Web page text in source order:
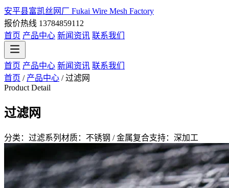
安平县富凯丝网厂 Fukai Wire Mesh Factory
报价热线 13784859112
首页 产品中心 新闻资讯 联系我们
首页 产品中心 新闻资讯 联系我们
首页 / 产品中心 /过滤网
Product Detail
过滤网
分类：过滤系列 材质：不锈钢 / 金属复合支持：深加工